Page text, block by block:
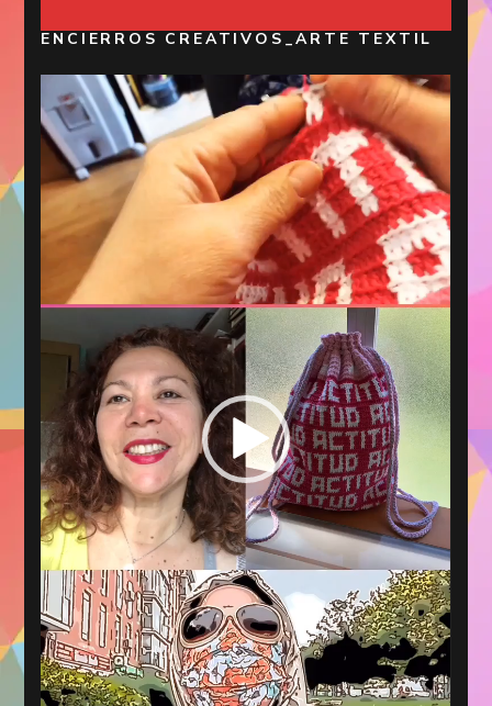
ENCIERROS CREATIVOS_ARTE TEXTIL
Reproductor
de
vídeo